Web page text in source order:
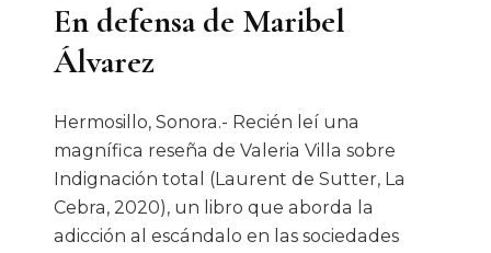
En defensa de Maribel
Álvarez
Hermosillo, Sonora.- Recién leí una
magnífica reseña de Valeria Villa sobre
Indignación total (Laurent de Sutter, La
Cebra, 2020), un libro que aborda la
adicción al escándalo en las sociedades